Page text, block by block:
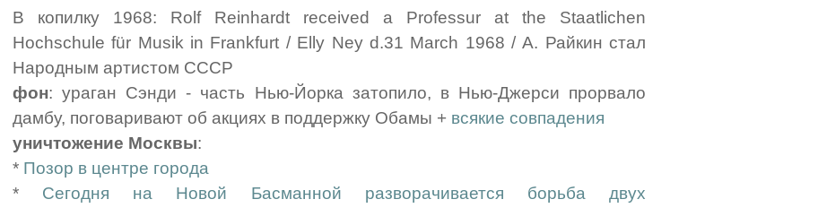
В копилку 1968: Rolf Reinhardt received a Professur at the Staatlichen
Hochschule für Musik in Frankfurt / Elly Ney d.31 March 1968 / А. Райкин стал
Народным артистом СССР
фон: ураган Сэнди - часть Нью-Йорка затопило, в Нью-Джерси прорвало
дамбу, поговаривают об акциях в поддержку Обамы + всякие совпадения
уничтожение Москвы:
* Позор в центре города
* Сегодня на Новой Басманной разворачивается борьба двух